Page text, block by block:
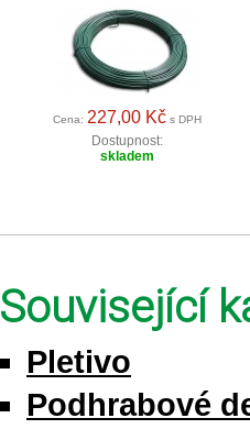
Cena: 227,00 Kč s DPH
Dostupnost:
skladem
Související
Pletivo
Podhrabové